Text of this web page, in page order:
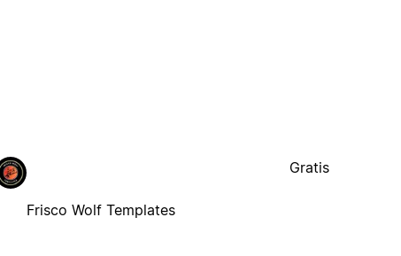
Frisco Wolf Templates
Gratis